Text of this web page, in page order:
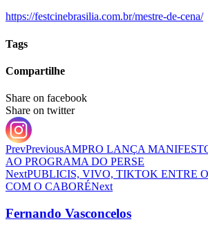
https://festcinebrasilia.com.br/mestre-de-cena/
Tags
Compartilhe
Share on facebook
Share on twitter
PrevPreviousAMPRO LANÇA
AO PROGRAMA DO PERSE
NextPUBLICIS, VIVO, TIKTOK ENTRE
COM O CABORÉNext
Fernando Vasconcelos